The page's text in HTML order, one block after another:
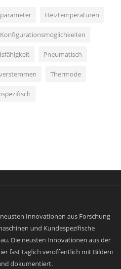
Heiztemperaturen
Konfigurationsmöglichkeiten
Pneumatisch
Thermode
Innovationen aus Forschung
und Kundespezifische
Die neusten Innovationen aus der
fast täglich veröffentlich mit Bildern
dokumentiert.